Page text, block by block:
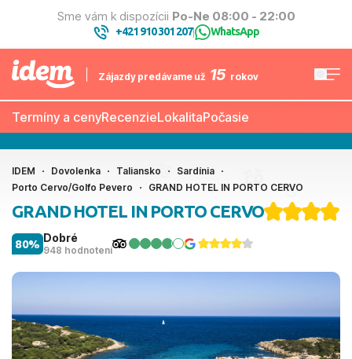
Sme vám k dispozícii Po-Ne 08:00 - 22:00
+421 910 301 207| WhatsApp
Zájazdy predávame už 15 rokov
Termíny a cenyRecenzieLokalitaPočasie
IDEM Dovolenka Taliansko
Sardínia
Porto Cervo/Golfo Pevero
GRAND HOTEL IN PORTO CERVO
GRAND HOTEL IN PORTO CERVO
Dobré
948 hodnotení
80%